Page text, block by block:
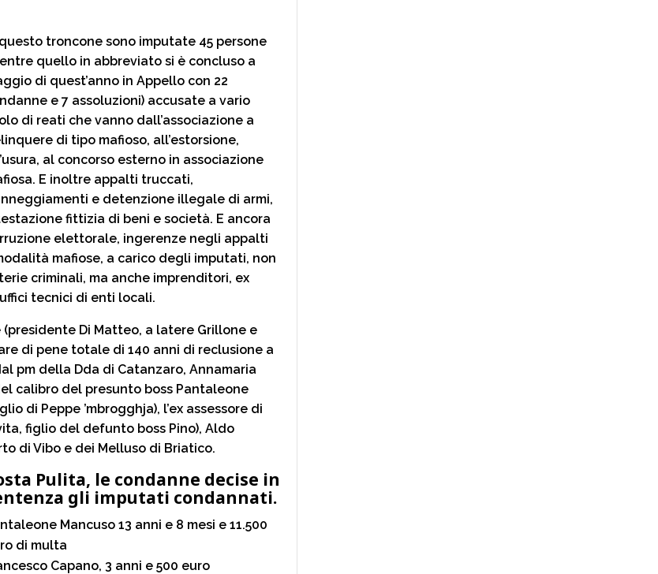
troncone sono imputate 45 persone
quello in abbreviato si è concluso a
di quest’anno in Appello con 22
e 7 assoluzioni) accusate a vario
di reati che vanno dall’associazione a
di tipo mafioso, all’estorsione,
al concorso esterno in associazione
E inoltre appalti truccati,
e detenzione illegale di armi,
fittizia di beni e società. E ancora
elettorale, ingerenze negli appalti
mafiose, a carico degli imputati, non
criminali, ma anche imprenditori, ex
tecnici di enti locali.
Di Matteo, a latere Grillone e
di pene totale di 140 anni di reclusione a
pm della Dda di Catanzaro, Annamaria
calibro del presunto boss Pantaleone
di Peppe ’mbrogghja), l’ex assessore di
figlio del defunto boss Pino), Aldo
di Vibo e dei Melluso di Briatico.
Pulita, le condanne decise in
gli imputati condannati.
Mancuso 13 anni e 8 mesi e 11.500
di multa
Capano, 3 anni e 500 euro